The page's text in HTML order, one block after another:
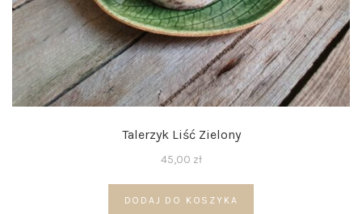
Talerzyk Liść Zielony
45,00 zł
DODAJ DO KOSZYKA